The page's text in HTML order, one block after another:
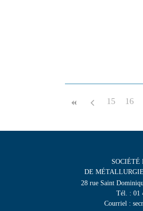
15 16
SOCIÉTÉ
DE
28 rue Saint
Tél. : 01
Courriel :